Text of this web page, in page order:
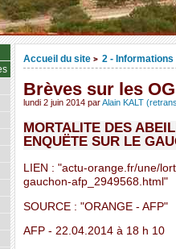
Accueil du site > 2 - Informations
Brèves sur les
lundi 2 juin 2014 parAlain KALT
MORTALITE DES
ENQUËTE SUR LE
LIEN : "actu-orange.fr/une/
gauchon-afp_2949568.html"
SOURCE : "ORANGE - AFP"
AFP - 22.04.2014 à 18 h 10